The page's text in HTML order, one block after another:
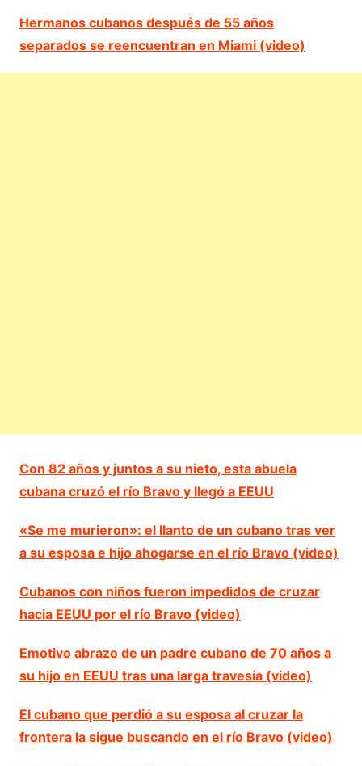
Hermanos cubanos después de 55 años
separados se reencuentran en Miami (video)
Con 82 años y juntos a su nieto, esta abuela
cubana cruzó el río Bravo y llegó a EEUU
«Se me murieron»: el llanto de un cubano tras ver
a su esposa e hijo ahogarse en el río Bravo (video)
Cubanos con niños fueron impedidos de cruzar
hacia EEUU por el río Bravo (video)
Emotivo abrazo de un padre cubano de 70 años a
su hijo en EEUU tras una larga travesía (video)
El cubano que perdió a su esposa al cruzar la
frontera la sigue buscando en el río Bravo (video)